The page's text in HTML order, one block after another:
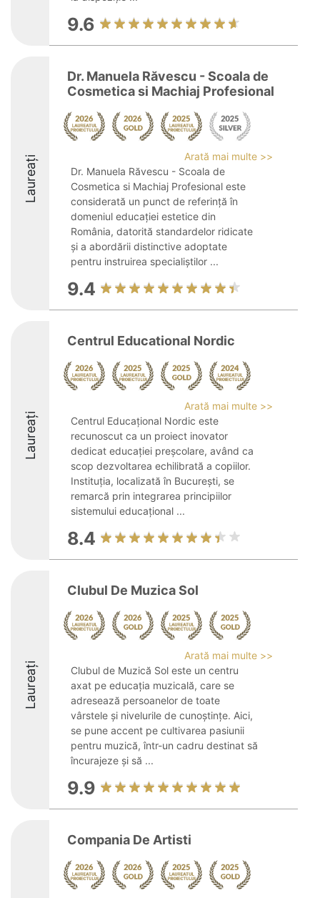
9.6
Laureați
Dr. Manuela Răvescu - Scoala de
Cosmetica si Machiaj Profesional
Arată mai multe >>
Dr. Manuela Răvescu - Scoala de
Cosmetica si Machiaj Profesional este
considerată un punct de referință în
domeniul educației estetice din
România, datorită standardelor ridicate
și a abordării distinctive adoptate
pentru instruirea specialiștilor ...
9.4
Laureați
Centrul Educational Nordic
Arată mai multe >>
Centrul Educațional Nordic este
recunoscut ca un proiect inovator
dedicat educației preșcolare, având ca
scop dezvoltarea echilibrată a copiilor.
Instituția, localizată în București, se
remarcă prin integrarea principiilor
sistemului educațional ...
8.4
Laureați
Clubul De Muzica Sol
Arată mai multe >>
Clubul de Muzică Sol este un centru
axat pe educația muzicală, care se
adresează persoanelor de toate
vârstele și nivelurile de cunoștințe. Aici,
se pune accent pe cultivarea pasiunii
pentru muzică, într-un cadru destinat să
încurajeze și să ...
9.9
Compania De Artisti